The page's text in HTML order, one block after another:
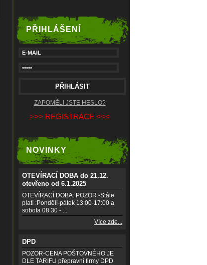
PŘIHLÁŠENÍ
ZAPOMĚLI JSTE HESLO?
>>> REGISTRACE <<<
NOVINKY
OTEVÍRACÍ DOBA do 21.12.
otevřeno od 6.1.2025
OTEVÍRACÍ DOBA: POZOR -Stále
platí :Pondělí-pátek 13:00-17:00 a
sobota 08:30 - ...
Více zde...
DPD
POZOR-CENA POŠTOVNÉHO JE
DLE TARIFU přepravní firmy DPD